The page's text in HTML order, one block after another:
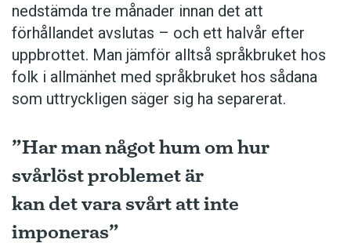
nedstämda tre månader innan det att
förhållandet avslutas – och ett halvår efter
uppbrottet. Man jämför alltså språkbruket hos
folk i allmänhet med språkbruket hos sådana
som uttryckligen säger sig ha separerat.
”Har man något hum om hur
svårlöst problemet är
kan det vara svårt att inte
imponeras”